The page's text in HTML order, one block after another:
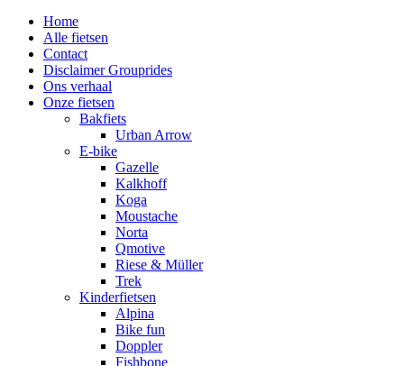
Home
Alle fietsen
Contact
Disclaimer Grouprides
Ons verhaal
Onze fietsen
Bakfiets
Urban Arrow
E-bike
Gazelle
Kalkhoff
Koga
Moustache
Norta
Qmotive
Riese & Müller
Trek
Kinderfietsen
Alpina
Bike fun
Doppler
Fishbone